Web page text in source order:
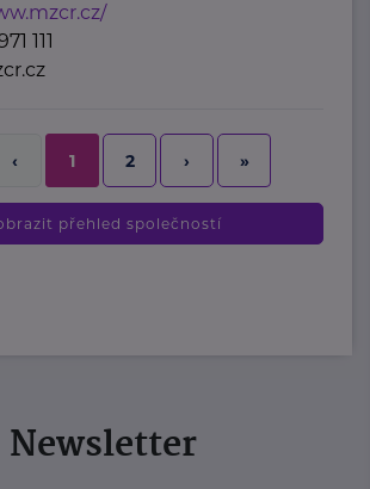
111
‹ 1 2 › »
přehled společností
Newsletter